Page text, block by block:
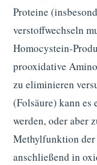
Proteine
verstoffwechseln
Homocystein-
prooxidative
zu eliminieren
(Folsäure) kann es
werden, oder aber
Methylfunktion
anschließend in